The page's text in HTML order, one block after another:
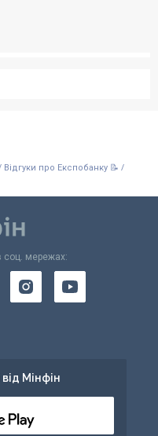
Відгуки про Експобанку 📝 /
соц. мережах:
Мінфін